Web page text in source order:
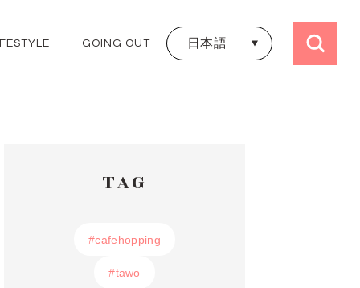
GOING OUT
TAIWAN
日本語
TAG
#cafehopping
#cafehopping
#tawo
#tawo